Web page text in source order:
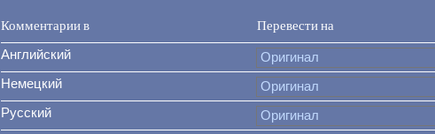
Комментарии в Перевести на
Английский
Немецкий
Русский